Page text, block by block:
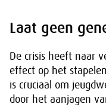
Laat geen
De crisis heeft naar
effect op het
is cruciaal om
door het aanjagen